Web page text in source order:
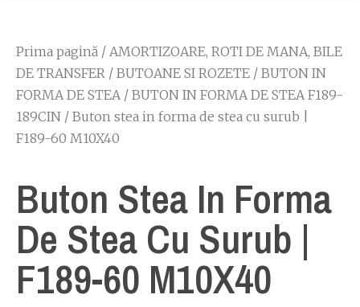
Prima pagină / AMORTIZOARE, ROTI DE MANA, BILE
DE TRANSFER / BUTOANE SI ROZETE / BUTON IN
FORMA DE STEA/ BUTON IN FORMA DE STEA F189-
189CIN / Buton stea in forma de stea cu surub |
F189-60 M10X40
Buton Stea In Forma
De Stea Cu Surub |
F189-60 M10X40